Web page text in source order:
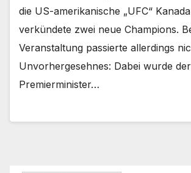
die US-amerikanische „UFC“
verkündete zwei neue Champions.
Veranstaltung passierte allerdings
Unvorhergesehnes: Dabei wurde
Premierminister…